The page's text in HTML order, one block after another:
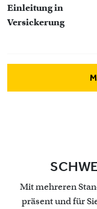
Einleitung in
Versickerung
Mit mehreren
präsent und für